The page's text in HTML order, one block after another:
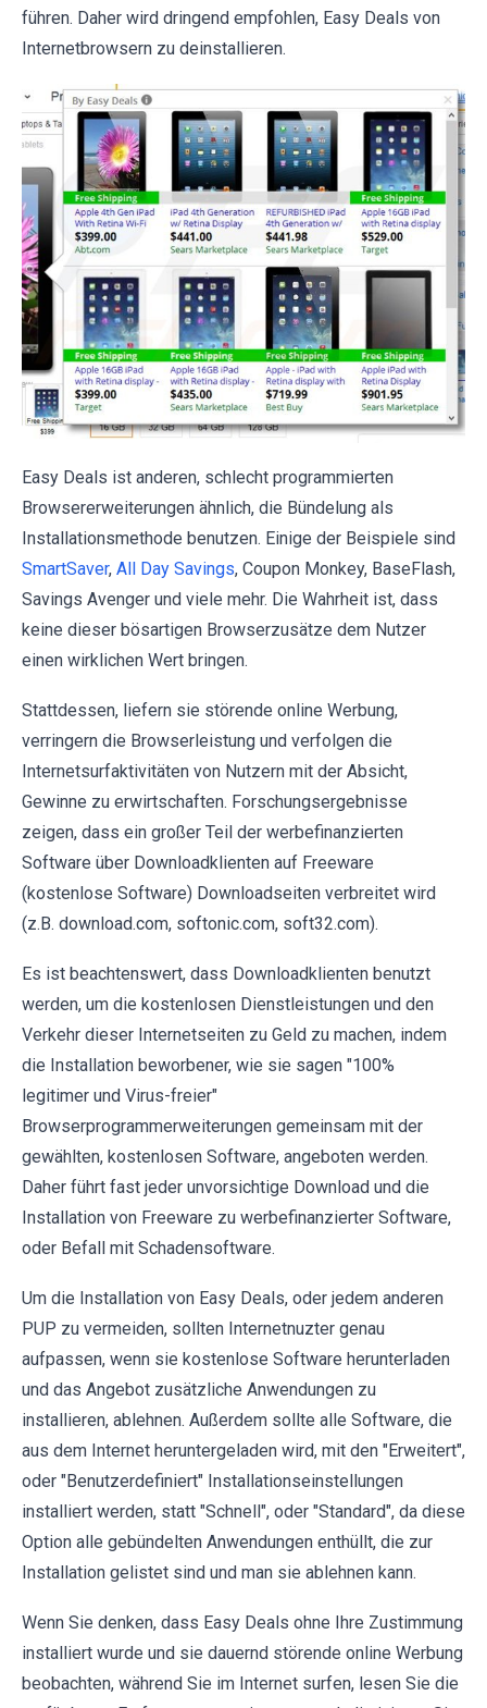
führen. Daher wird dringend empfohlen, Easy Deals von
Internetbrowsern zu deinstallieren.
Easy Deals ist anderen, schlecht programmierten
Browsererweiterungen ähnlich, die Bündelung als
Installationsmethode benutzen. Einige der Beispiele sind
SmartSaver, All Day Savings, Coupon Monkey, BaseFlash,
Savings Avenger und viele mehr. Die Wahrheit ist, dass
keine dieser bösartigen Browserzusätze dem Nutzer
einen wirklichen Wert bringen.
Stattdessen, liefern sie störende online Werbung,
verringern die Browserleistung und verfolgen die
Internetsurfaktivitäten von Nutzern mit der Absicht,
Gewinne zu erwirtschaften. Forschungsergebnisse
zeigen, dass ein großer Teil der werbefinanzierten
Software über Downloadklienten auf Freeware
(kostenlose Software) Downloadseiten verbreitet wird
(z.B. download.com, softonic.com, soft32.com).
Es ist beachtenswert, dass Downloadklienten benutzt
werden, um die kostenlosen Dienstleistungen und den
Verkehr dieser Internetseiten zu Geld zu machen, indem
die Installation beworbener, wie sie sagen "100%
legitimer und Virus-freier"
Browserprogrammerweiterungen gemeinsam mit der
gewählten, kostenlosen Software, angeboten werden.
Daher führt fast jeder unvorsichtige Download und die
Installation von Freeware zu werbefinanzierter Software,
oder Befall mit Schadensoftware.
Um die Installation von Easy Deals, oder jedem anderen
PUP zu vermeiden, sollten Internetnuzter genau
aufpassen, wenn sie kostenlose Software herunterladen
und das Angebot zusätzliche Anwendungen zu
installieren, ablehnen. Außerdem sollte alle Software, die
aus dem Internet heruntergeladen wird, mit den "Erweitert",
oder "Benutzerdefiniert" Installationseinstellungen
installiert werden, statt "Schnell", oder "Standard", da diese
Option alle gebündelten Anwendungen enthüllt, die zur
Installation gelistet sind und man sie ablehnen kann.
Wenn Sie denken, dass Easy Deals ohne Ihre Zustimmung
installiert wurde und sie dauernd störende online Werbung
beobachten, während Sie im Internet surfen, lesen Sie die